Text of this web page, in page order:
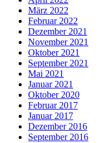
März 2022
Februar 2022
Dezember 2021
November 2021
Oktober 2021
September 2021
Mai 2021
Januar 2021
Oktober 2020
Februar 2017
Januar 2017
Dezember 2016
September 2016